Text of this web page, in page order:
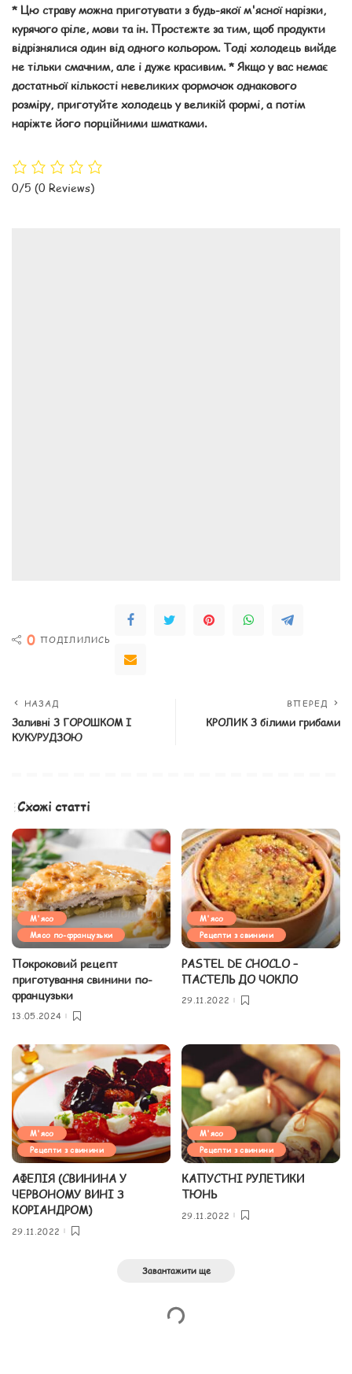
* Цю страву можна приготувати з будь-якої м'ясної нарізки,
курячого філе, мови та ін. Простежте за тим, щоб продукти
відрізнялися один від одного кольором. Тоді холодець вийде
не тільки смачним, але і дуже красивим. * Якщо у вас немає
достатньої кількості невеликих формочок однакового
розміру, приготуйте холодець у великій формі, а потім
наріжте його порційними шматками.
0/5 (0 Reviews)
0 ПОДІЛИЛИСЬ
НАЗАД
Заливні З ГОРОШКОМ І
КУКУРУДЗОЮ
ВПЕРЕД
КРОЛИК З білими грибами
Схожі статті
М'ясо
Мясо по-французьки
Покроковий рецепт
приготування свинини по-
французьки
13.05.2024
М'ясо
Рецепти з свинини
PASTEL DE CHOCLO –
ПАСТЕЛЬ ДО ЧОКЛО
29.11.2022
М'ясо
Рецепти з свинини
АФЕЛІЯ (СВИНИНА У
ЧЕРВОНОМУ ВИНІ З
КОРІАНДРОМ)
29.11.2022
М'ясо
Рецепти з свинини
КАПУСТНІ РУЛЕТИКИ
ТЮНЬ
29.11.2022
Завантажити ще